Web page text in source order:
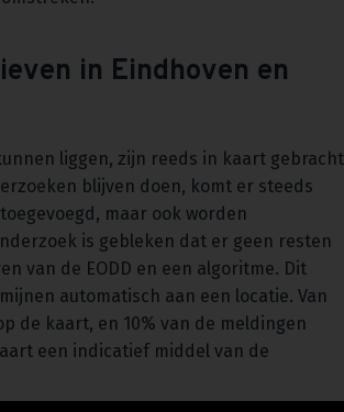
in Eindhoven en
liggen, zijn reeds in kaart gebracht
blijven doen, komt er steeds
maar ook worden
is gebleken dat er geen resten
van de EODD en een algoritme. Dit
automatisch aan een locatie. Van
de kaart, en 10% van de meldingen
een indicatief middel van de